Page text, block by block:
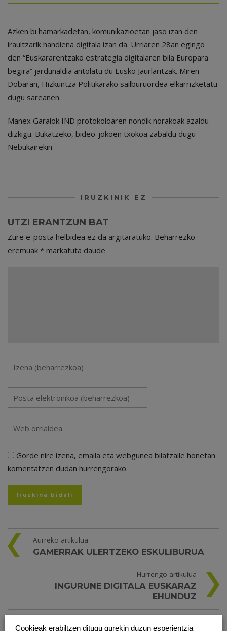
Azken bi hamarkadetan, komunikazioetan jaso izan den
iraultzarik handiena digitala izan da. Urriaren 28an egingo
den “Euskararentzako estrategia digitalaren bila Europara
begira” jardunaldia antolatu du Eusko Jaurlaritzak. Miren
Dobaran, Hizkuntza Politikarako sailburuordea elkarrizketatu
dugu sareanen.
Manex Garaiok IND protokoloaren nondik norakoak azaldu
dizkigu. Bukatzeko, bideo-jokoen txokoa zabaldu dugu
Nebukairekin.
IRUZKINIK EZ
UTZI ERANTZUN BAT
Zure e-posta helbidea ez da argitaratuko. Beharrezko
eremuak * markatuta daude
Gorde nire izena, emaila eta webgunea bilatzaile honetan
komentatzen dudan hurrengorako.
Aurreko artikulua
GAMERRAK ULERTZEKO ESKULIBURUA
Hurrengo artikulua
INGURUNE DIGITALA EUSKARAZ
EHUNDUZ
Cookieak erabiltzen ditugu gurekin duzun esperientzia